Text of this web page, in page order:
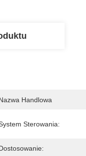
Handlowa
Sterowania: